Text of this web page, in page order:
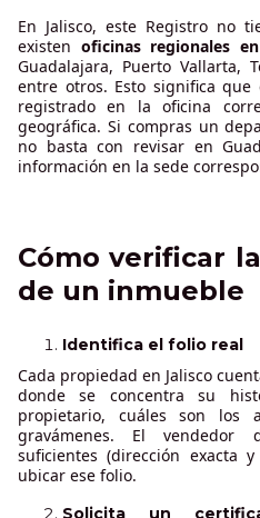
En Jalisco, este Registro no
existen oficinas regionales
Guadalajara, Puerto Vallarta,
entre otros. Esto significa
registrado en la oficina
geográfica. Si compras un
no basta con revisar en
información en la sede
Cómo verificar
de un inmueble
Identifica el folio real
Cada propiedad en Jalisco
donde se concentra su
propietario, cuáles son los
gravámenes. El vendedor
suficientes (dirección exacta
ubicar ese folio.
Solicita un